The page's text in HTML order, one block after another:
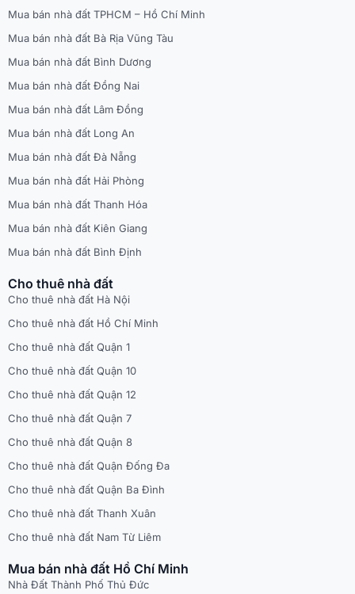
Mua bán nhà đất TPHCM – Hồ Chí Minh
Mua bán nhà đất Bà Rịa Vũng Tàu
Mua bán nhà đất Bình Dương
Mua bán nhà đất Đồng Nai
Mua bán nhà đất Lâm Đồng
Mua bán nhà đất Long An
Mua bán nhà đất Đà Nẵng
Mua bán nhà đất Hải Phòng
Mua bán nhà đất Thanh Hóa
Mua bán nhà đất Kiên Giang
Mua bán nhà đất Bình Định
Cho thuê nhà đất
Cho thuê nhà đất Hà Nội
Cho thuê nhà đất Hồ Chí Minh
Cho thuê nhà đất Quận 1
Cho thuê nhà đất Quận 10
Cho thuê nhà đất Quận 12
Cho thuê nhà đất Quận 7
Cho thuê nhà đất Quận 8
Cho thuê nhà đất Quận Đống Đa
Cho thuê nhà đất Quận Ba Đình
Cho thuê nhà đất Thanh Xuân
Cho thuê nhà đất Nam Từ Liêm
Mua bán nhà đất Hồ Chí Minh
Nhà Đất Thành Phố Thủ Đức